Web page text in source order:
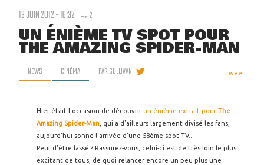
13 JUIN 2012 - 16:32 2
UN ÉNIÈME TV SPOT POUR
THE AMAZING SPIDER-MAN
NEWS CINÉMA PARSULLIVAN Tweet
Hier était l'occasion de découvrirun énième extrait pourThe
Amazing Spider-Man , qui a d'ailleurs largement divisé les fans,
aujourd'hui sonne l'arrivée d'une 58ème spot TV...
Peur d'être lassé ? Rassurez-vous, celui-ci est de très loin le plus
excitant de tous, de quoi relancer encore un peu plus une